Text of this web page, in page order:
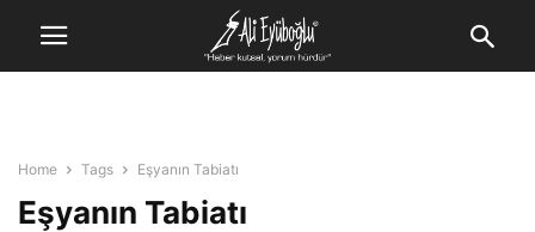
Home Tags Eşyanın Tabiatı
Eşyanın Tabiatı